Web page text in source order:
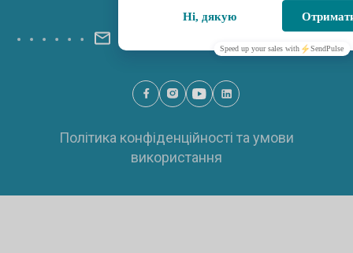
Політика конфіденційності та умови
використання